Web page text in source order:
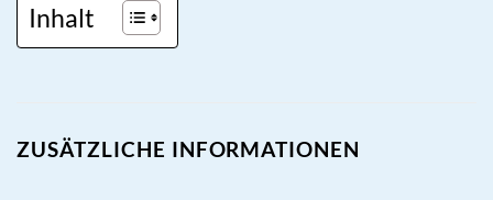
Inhalt
ZUSÄTZLICHE INFORMATIONEN